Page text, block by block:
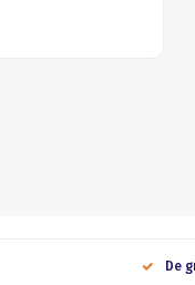
De